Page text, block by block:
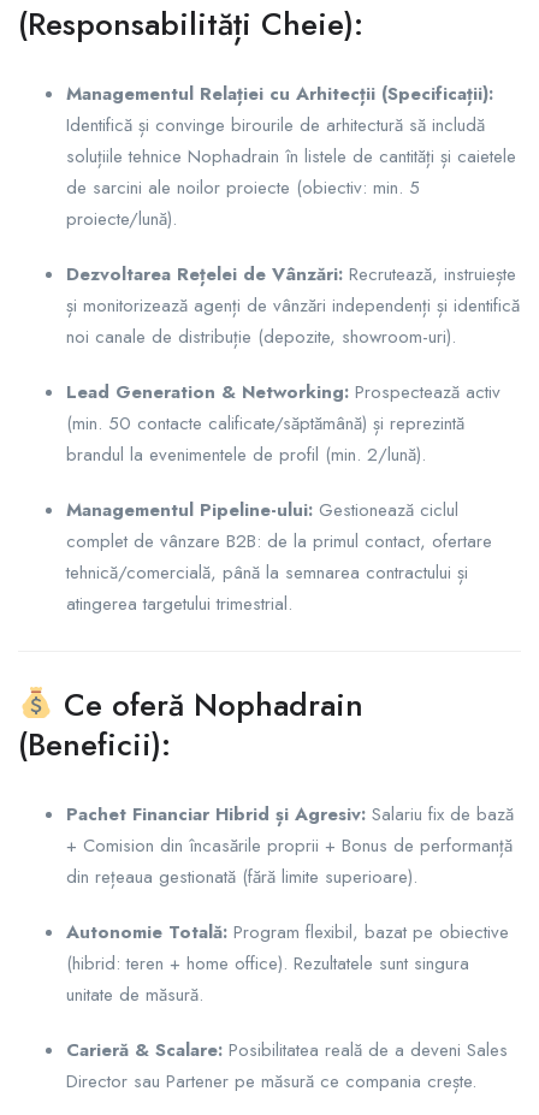
(Responsabilități Cheie):
Managementul Relației cu Arhitecții (Specificații):
Identifică și convinge birourile de arhitectură să includă
soluțiile tehnice Nophadrain în listele de cantități și caietele
de sarcini ale noilor proiecte (obiectiv: min. 5
proiecte/lună).
Dezvoltarea Rețelei de Vânzări: Recrutează, instruiește
și monitorizează agenți de vânzări independenți și identifică
noi canale de distribuție (depozite, showroom-uri).
Lead Generation & Networking: Prospectează activ
(min. 50 contacte calificate/săptămână) și reprezintă
brandul la evenimentele de profil (min. 2/lună).
Managementul Pipeline-ului: Gestionează ciclul
complet de vânzare B2B: de la primul contact, ofertare
tehnică/comercială, până la semnarea contractului și
atingerea targetului trimestrial.
Ce oferă Nophadrain
(Beneficii):
Pachet Financiar Hibrid și Agresiv: Salariu fix de bază
+ Comision din încasările proprii + Bonus de performanță
din rețeaua gestionată (fără limite superioare).
Autonomie Totală: Program flexibil, bazat pe obiective
(hibrid: teren + home office). Rezultatele sunt singura
unitate de măsură.
Carieră & Scalare: Posibilitatea reală de a deveni Sales
Director sau Partener pe măsură ce compania crește.